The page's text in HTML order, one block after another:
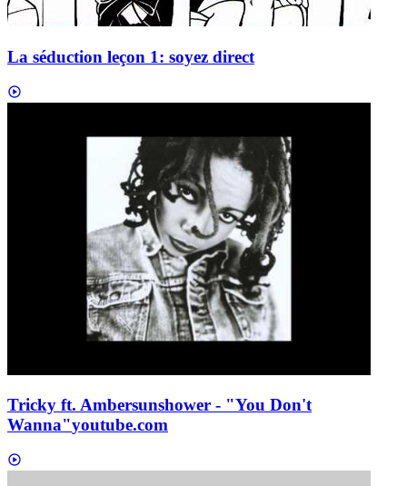
La séduction leçon 1: soyez direct
Tricky ft. Ambersunshower - "You Don't
Wanna"youtube.com